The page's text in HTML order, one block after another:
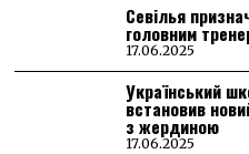
Севілья
головним
17.06.2025
Український
встановив
з жердиною
17.06.2025